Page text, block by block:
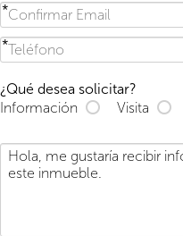
¿Qué desea solicitar?
Información
Visita